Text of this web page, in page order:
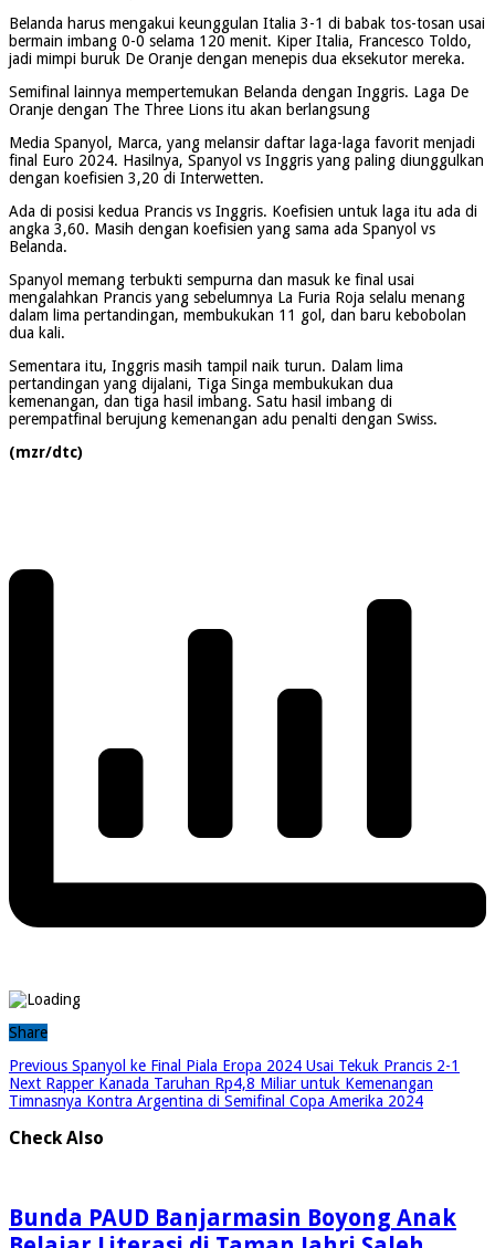
Belanda harus mengakui keunggulan Italia 3-1 di babak tos-tosan usai
bermain imbang 0-0 selama 120 menit. Kiper Italia, Francesco Toldo,
jadi mimpi buruk De Oranje dengan menepis dua eksekutor mereka.
Semifinal lainnya mempertemukan Belanda dengan Inggris. Laga De
Oranje dengan The Three Lions itu akan berlangsung
Media Spanyol, Marca, yang melansir daftar laga-laga favorit menjadi
final Euro 2024. Hasilnya, Spanyol vs Inggris yang paling diunggulkan
dengan koefisien 3,20 di Interwetten.
Ada di posisi kedua Prancis vs Inggris. Koefisien untuk laga itu ada di
angka 3,60. Masih dengan koefisien yang sama ada Spanyol vs
Belanda.
Spanyol memang terbukti sempurna dan masuk ke final usai
mengalahkan Prancis yang sebelumnya La Furia Roja selalu menang
dalam lima pertandingan, membukukan 11 gol, dan baru kebobolan
dua kali.
Sementara itu, Inggris masih tampil naik turun. Dalam lima
pertandingan yang dijalani, Tiga Singa membukukan dua
kemenangan, dan tiga hasil imbang. Satu hasil imbang di
perempatfinal berujung kemenangan adu penalti dengan Swiss.
(mzr/dtc)
Share
Previous Spanyol ke Final Piala Eropa 2024 Usai Tekuk Prancis 2-1
Next Rapper Kanada Taruhan Rp4,8 Miliar untuk Kemenangan
Timnasnya Kontra Argentina di Semifinal Copa Amerika 2024
Check Also
Bunda PAUD Banjarmasin Boyong Anak